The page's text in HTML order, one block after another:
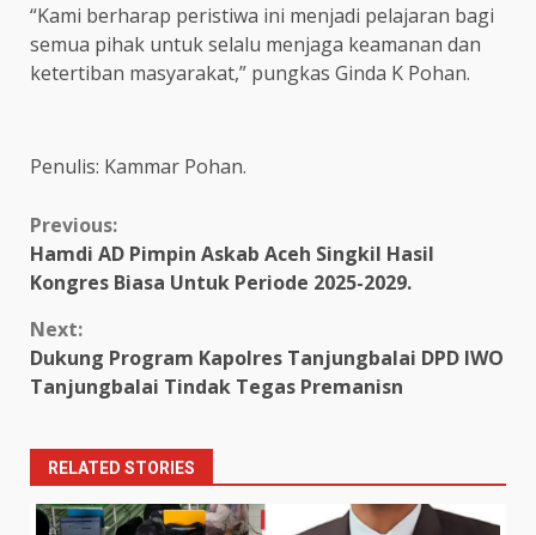
“Kami berharap peristiwa ini menjadi pelajaran bagi
semua pihak untuk selalu menjaga keamanan dan
ketertiban masyarakat,” pungkas Ginda K Pohan.
Penulis: Kammar Pohan.
Continue
Reading
Previous:
Hamdi AD Pimpin Askab Aceh Singkil Hasil
Kongres Biasa Untuk Periode 2025-2029.
Next:
Dukung Program Kapolres Tanjungbalai DPD IWO
Tanjungbalai Tindak Tegas Premanisn
RELATED STORIES